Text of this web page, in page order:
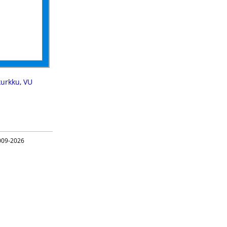
, VU
2026